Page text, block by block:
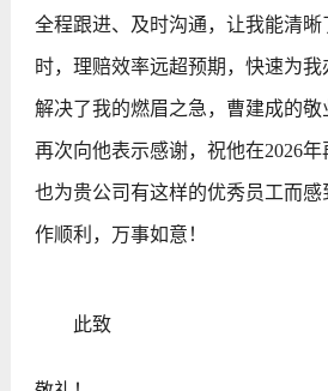
全程跟进、及时沟通，让我能清晰
时，理赔效率远超预期，快速为
解决了我的燃眉之急，曹建成的敬
再次向他表示感谢，祝他在2026年
也为贵公司有这样的优秀员工而
作顺利，万事如意！
此致